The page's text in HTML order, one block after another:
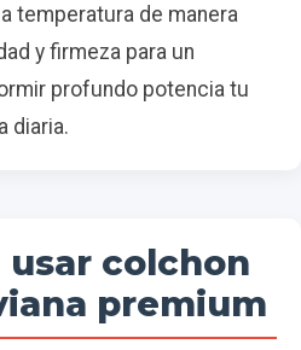
temperatura de manera
y firmeza para un
profundo potencia tu
diaria.
usar colchon
premium